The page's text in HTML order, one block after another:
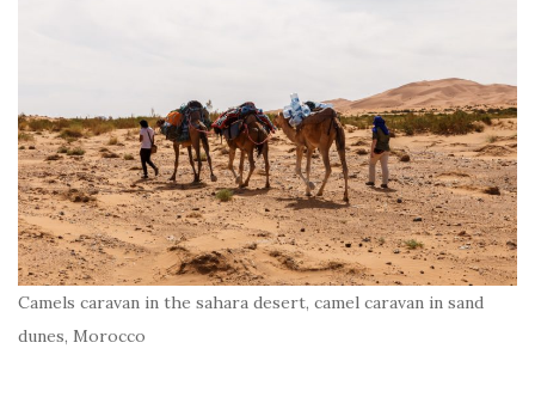
Camels caravan in the sahara desert, camel caravan in sand
dunes, Morocco